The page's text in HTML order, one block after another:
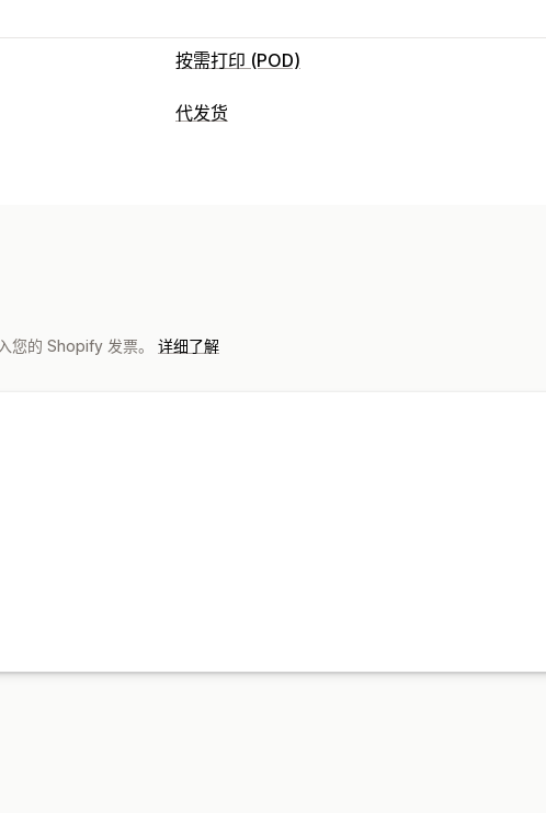
按需打印 (POD)
产品自定义
代发货
您的 Shopify 发票。 详细了解